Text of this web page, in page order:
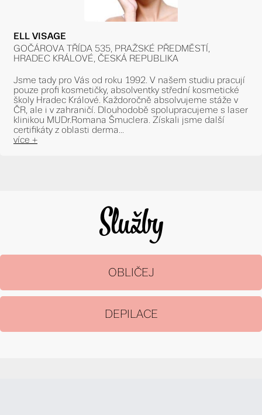
ELL VISAGE
GOČÁROVA TŘÍDA 535, PRAŽSKÉ PŘEDMĚSTÍ,
HRADEC KRÁLOVÉ, ČESKÁ REPUBLIKA
Jsme tady pro Vás od roku 1992. V našem studiu pracují
pouze profi kosmetičky, absolventky střední kosmetické
školy Hradec Králové. Každoročně absolvujeme stáže v
ČR, ale i v zahraničí. Dlouhodobě spolupracujeme s laser
klinikou MUDr.Romana Šmuclera. Získali jsme další
certifikáty z oblasti derma...
více +
Služby
OBLIČEJ
DEPILACE